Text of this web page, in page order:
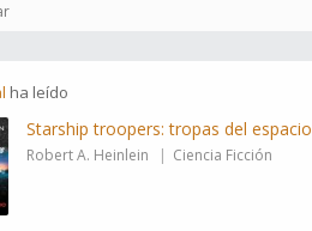
ha leído
Starship troopers: tropas del espacio
Robert A. Heinlein Ciencia Ficción